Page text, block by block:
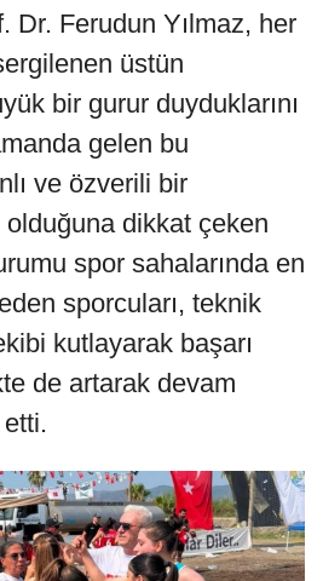
Dr. Ferudun Yılmaz, her
üstün
bir gurur duyduklarını
gelen bu
ve özverili bir
olduğuna dikkat çeken
spor sahalarında en
sporcuları, teknik
kutlayarak başarı
de artarak devam